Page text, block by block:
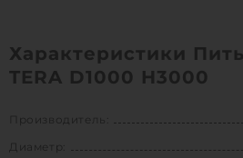
Характеристики
TERA D1000 H3000
Производитель:
Диаметр: